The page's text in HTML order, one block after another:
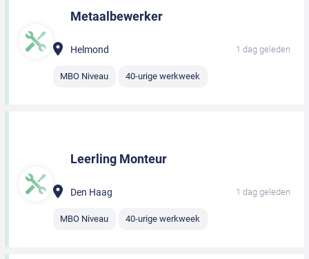
Metaalbewerker
Helmond 1 dag geleden
MBO Niveau 40-urige werkweek
Leerling Monteur
Den Haag 1 dag geleden
MBO Niveau 40-urige werkweek